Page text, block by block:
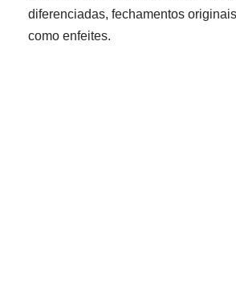
diferenciadas, fechamentos
como enfeites.